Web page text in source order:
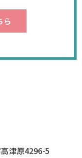
ら
津原4296-5